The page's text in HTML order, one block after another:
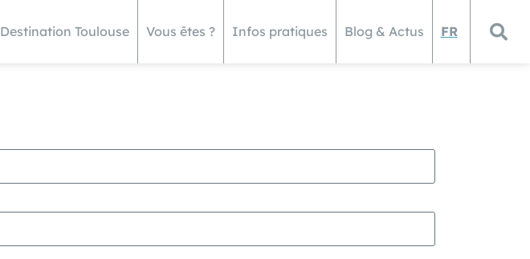
Destination Toulouse Vous êtes ? Infos pratiques Blog & Actus FR